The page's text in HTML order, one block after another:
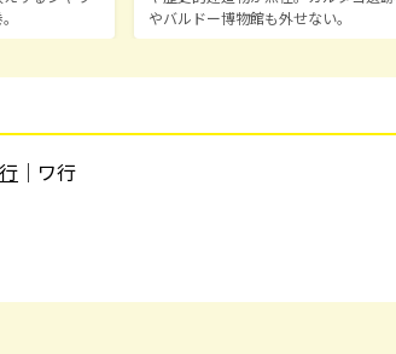
やバルドー博物館も外せない。
｜ワ行